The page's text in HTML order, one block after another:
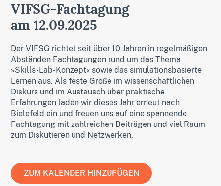
VIFSG-Fachtagung
am 12.09.2025
Der VIFSG richtet seit über 10 Jahren in regelmäßigen
Abständen Fachtagungen rund um das Thema
»Skills-Lab-Konzept« sowie das simulationsbasierte
Lernen aus. Als feste Größe im wissenschaftlichen
Diskurs und im Austausch über praktische
Erfahrungen laden wir dieses Jahr erneut nach
Bielefeld ein und freuen uns auf eine spannende
Fachtagung mit zahlreichen Beiträgen und viel Raum
zum Diskutieren und Netzwerken.
ZUM KALENDER HINZUFÜGEN